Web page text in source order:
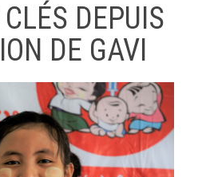
DEPUIS
DE GAVI